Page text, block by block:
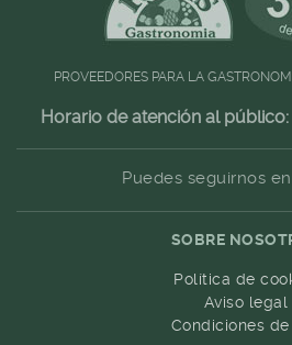
PROVEEDORES PARA LA
Horario de atención al público:
Puedes seguirnos en
SOBRE
Política de
Aviso legal
Condiciones de